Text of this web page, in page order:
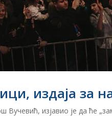
издаја за
изјавио је да ће